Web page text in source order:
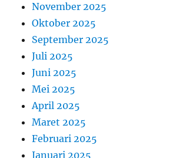
November 2025
Oktober 2025
September 2025
Juli 2025
Juni 2025
Mei 2025
April 2025
Maret 2025
Februari 2025
Januari 2025